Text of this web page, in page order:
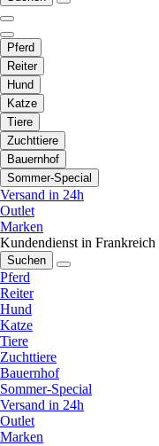
Pferd
Reiter
Hund
Katze
Tiere
Zuchttiere
Bauernhof
Sommer-Special
Versand in 24h
Outlet
Marken
Kundendienst in Frankreich
Suchen
Pferd
Reiter
Hund
Katze
Tiere
Zuchttiere
Bauernhof
Sommer-Special
Versand in 24h
Outlet
Marken